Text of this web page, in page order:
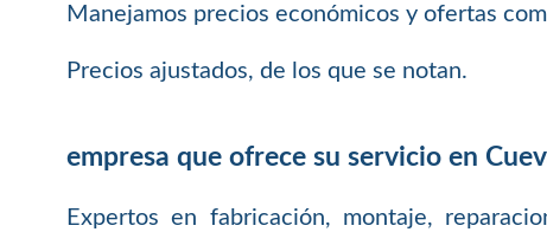
Manejamos precios económicos y ofertas
Precios ajustados, de los que se notan.
empresa que ofrece su servicio en
Expertos en fabricación, montaje,